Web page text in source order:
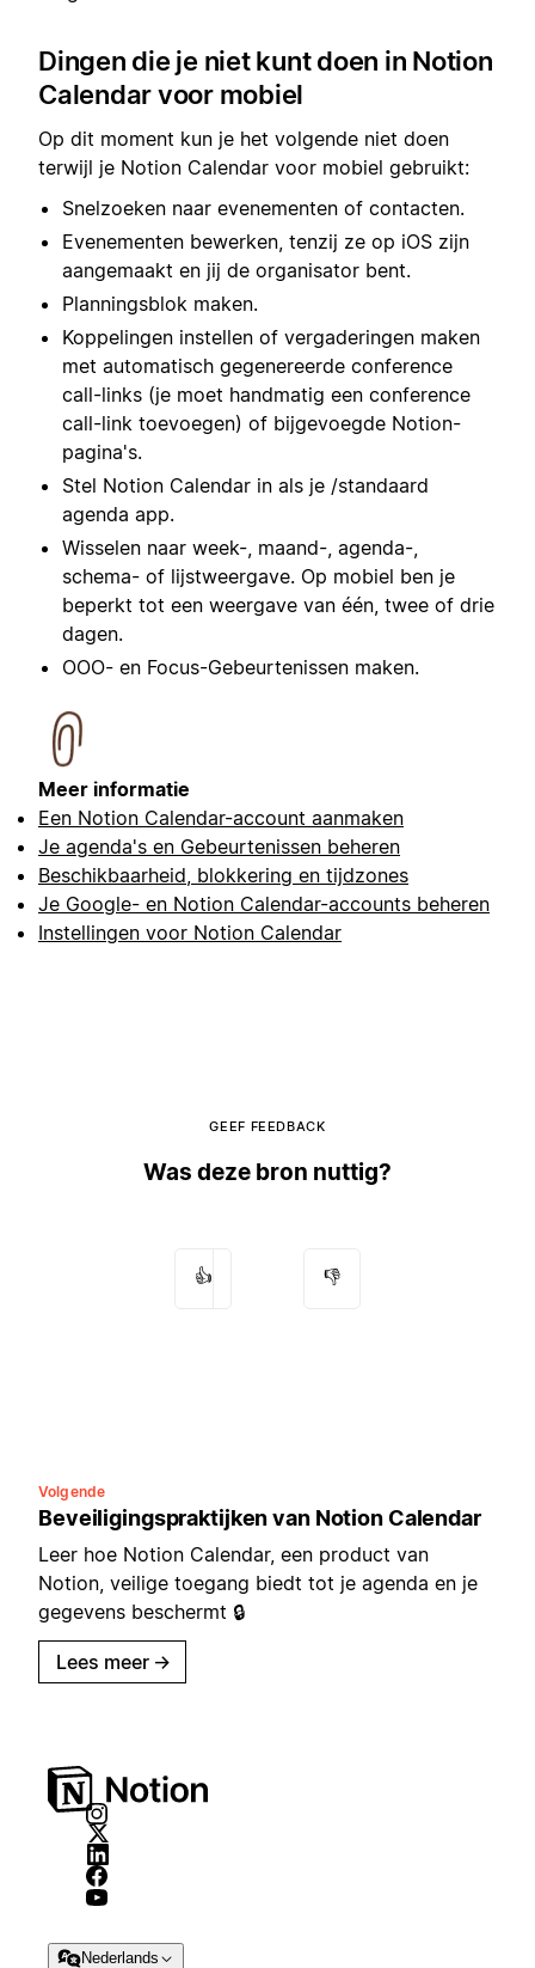
Dingen die je niet kunt doen in Notion
Calendar voor mobiel
Op dit moment kun je het volgende niet doen
terwijl je Notion Calendar voor mobiel gebruikt:
Snelzoeken naar evenementen of contacten.
Evenementen bewerken, tenzij ze op iOS zijn
aangemaakt en jij de organisator bent.
Planningsblok maken.
Koppelingen instellen of vergaderingen maken
met automatisch gegenereerde conference
call-links (je moet handmatig een conference
call-link toevoegen) of bijgevoegde Notion-
pagina's.
Stel Notion Calendar in als je /standaard
agenda app.
Wisselen naar week-, maand-, agenda-,
schema- of lijstweergave. Op mobiel ben je
beperkt tot een weergave van één, twee of drie
dagen.
OOO- en Focus-Gebeurtenissen maken.
Meer informatie
Een Notion Calendar-account aanmaken
Je agenda's en Gebeurtenissen beheren
Beschikbaarheid, blokkering en tijdzones
Je Google- en Notion Calendar-accounts beheren
Instellingen voor Notion Calendar
GEEF FEEDBACK
Was deze bron nuttig?
👍 👎
Volgende
Beveiligingspraktijken van Notion Calendar
Leer hoe Notion Calendar, een product van
Notion, veilige toegang biedt tot je agenda en je
gegevens beschermt 🔒
Lees meer →
Nederlands